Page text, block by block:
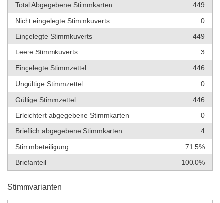
Total Abgegebene Stimmkarten
449
Nicht eingelegte Stimmkuverts
0
Eingelegte Stimmkuverts
449
Leere Stimmkuverts
3
Eingelegte Stimmzettel
446
Ungültige Stimmzettel
0
Gültige Stimmzettel
446
Erleichtert abgegebene Stimmkarten
0
Brieflich abgegebene Stimmkarten
4
Stimmbeteiligung
71.5%
Briefanteil
100.0%
Stimmvarianten